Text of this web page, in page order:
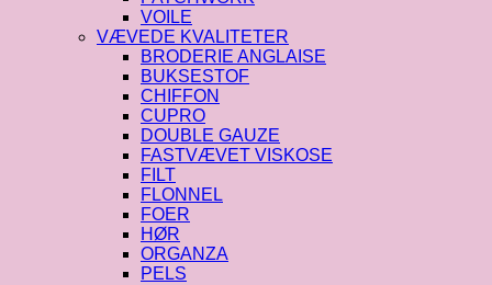
VOILE
VÆVEDE KVALITETER
BRODERIE ANGLAISE
BUKSESTOF
CHIFFON
CUPRO
DOUBLE GAUZE
FASTVÆVET VISKOSE
FILT
FLONNEL
FOER
HØR
ORGANZA
PELS